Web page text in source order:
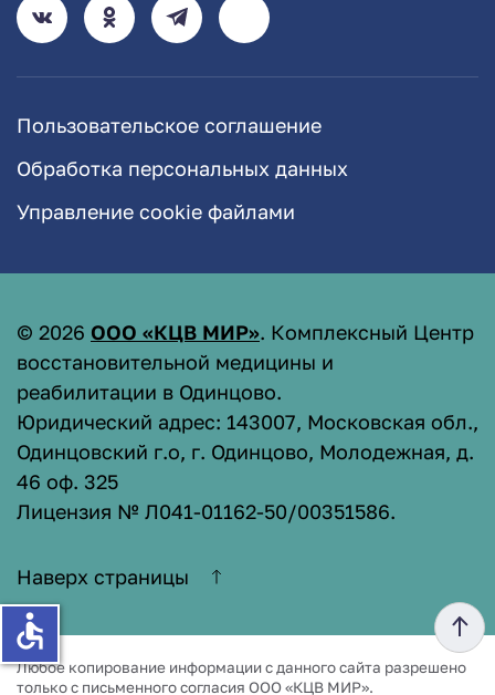
Пользовательское соглашение
Обработка персональных данных
Управление cookie файлами
© 2026 ООО «КЦВ МИР». Комплексный Центр
восстановительной медицины и
реабилитации в Одинцово.
Юридический адрес: 143007, Московская обл.,
Одинцовский г.о, г. Одинцово, Молодежная, д.
46 оф. 325
Лицензия № Л041-01162-50/00351586.
Наверх страницы
Любое копирование информации с данного сайта разрешено
только с письменного согласия ООО «КЦВ МИР».
accessible